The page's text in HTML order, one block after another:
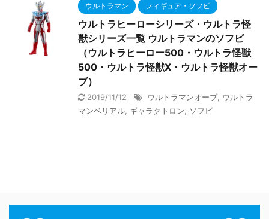
ウルトラマン フィギュア・ソフビ
ウルトラヒーローシリーズ・ウルトラ怪
獣シリーズ一覧 ウルトラマンのソフビ
（ウルトラヒーロー500・ウルトラ怪獣
500・ウルトラ怪獣X・ウルトラ怪獣オー
ブ）
2019/11/12 ウルトラマンオーブ ウルトラ
マンベリアル ギャラクトロン ソフビ